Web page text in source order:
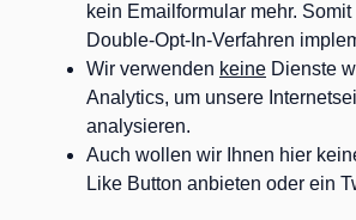
kein Emailformular mehr.
Double-Opt-In-Verfahren
Wir verwenden keine Dienste
Analytics, um unsere
analysieren.
Auch wollen wir Ihnen hier
Like Button anbieten oder ein